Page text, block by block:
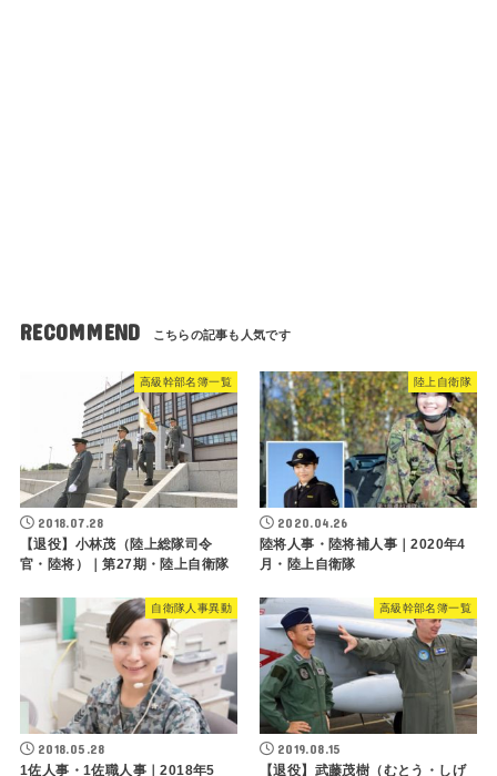
RECOMMEND
高級幹部名簿一覧
2018.07.28
【退役】小林茂（陸上総隊司令
官・陸将）｜第27期・陸上自衛隊
陸上自衛隊
2020.04.26
陸将人事・陸将補人事｜2020年4
月・陸上自衛隊
自衛隊人事異動
2018.05.28
1佐人事・1佐職人事｜2018年5
高級幹部名簿一覧
2019.08.15
【退役】武藤茂樹（むとう・しげ